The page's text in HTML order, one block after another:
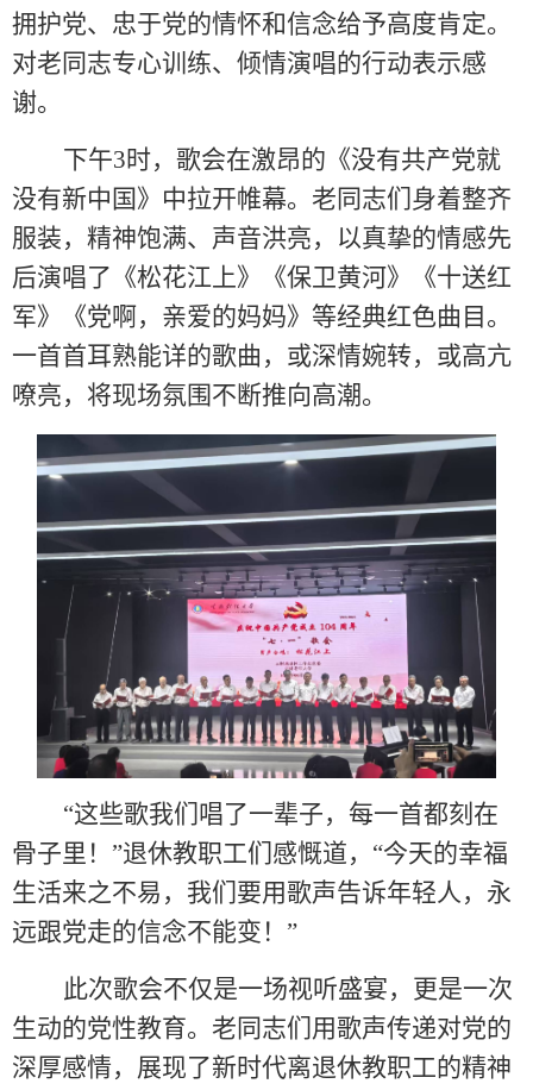
拥护党、忠于党的情怀和信念给予高度肯定。
对老同志专心训练、倾情演唱的行动表示感
谢。
下午3时，歌会在激昂的《没有共产党就
没有新中国》中拉开帷幕。老同志们身着整齐
服装，精神饱满、声音洪亮，以真挚的情感先
后演唱了《松花江上》《保卫黄河》《十送红
军》《党啊，亲爱的妈妈》等经典红色曲目。
一首首耳熟能详的歌曲，或深情婉转，或高亢
嘹亮，将现场氛围不断推向高潮。
“这些歌我们唱了一辈子，每一首都刻在
骨子里！”退休教职工们感慨道，“今天的幸福
生活来之不易，我们要用歌声告诉年轻人，永
远跟党走的信念不能变！”
此次歌会不仅是一场视听盛宴，更是一次
生动的党性教育。老同志们用歌声传递对党的
深厚感情，展现了新时代离退休教职工的精神